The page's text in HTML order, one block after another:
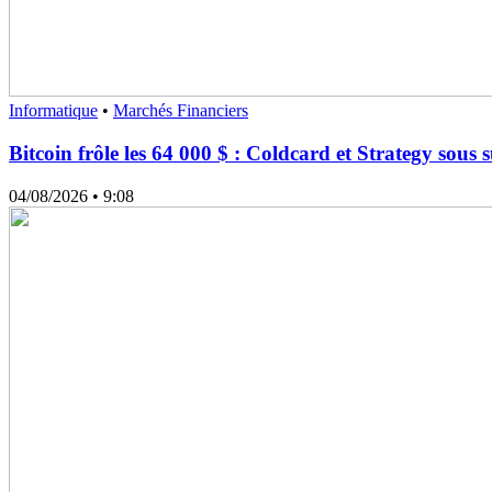
Informatique • Marchés Financiers
Bitcoin frôle les 64 000 $ : Coldcard et Strategy sous
04/08/2026 • 9:08